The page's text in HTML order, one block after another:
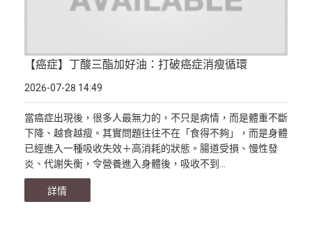
【癌症】丁酸三酯加好油：打破癌症消瘦循環
2026-07-28 14:49
當癌症出現後，很多人最無力的，不只是病情，而是體重不斷
下降、越食越瘦。其實問題往往不在「食得不夠」，而是身體
已經進入一種吸收失效＋高消耗的狀態。腸道受損、慢性發
炎、代謝失衡，令營養進入身體後，吸收不到...
詳情